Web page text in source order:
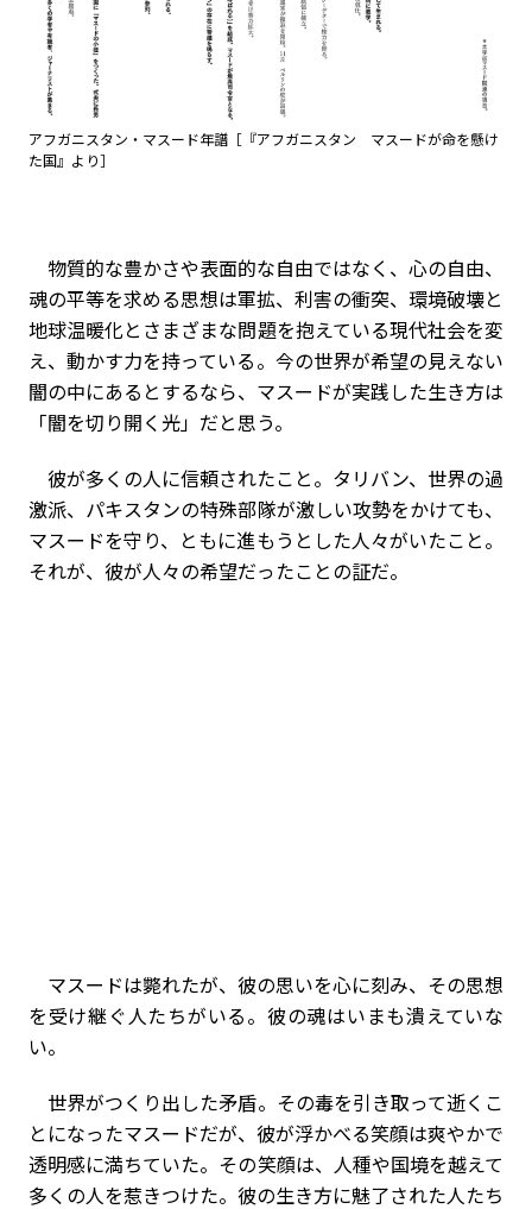
アフガニスタン・マスード年譜［『アフガニスタン マスードが命を懸け
た国』より］
物質的な豊かさや表面的な自由ではなく、心の自由、
魂の平等を求める思想は軍拡、利害の衝突、環境破壊と
地球温暖化とさまざまな問題を抱えている現代社会を変
え、動かす力を持っている。今の世界が希望の見えない
闇の中にあるとするなら、マスードが実践した生き方は
「闇を切り開く光」だと思う。
彼が多くの人に信頼されたこと。タリバン、世界の過
激派、パキスタンの特殊部隊が激しい攻勢をかけても、
マスードを守り、ともに進もうとした人々がいたこと。
それが、彼が人々の希望だったことの証だ。
マスードは斃れたが、彼の思いを心に刻み、その思想
を受け継ぐ人たちがいる。彼の魂はいまも潰えていな
い。
世界がつくり出した矛盾。その毒を引き取って逝くこ
とになったマスードだが、彼が浮かべる笑顔は爽やかで
透明感に満ちていた。その笑顔は、人種や国境を越えて
多くの人を惹きつけた。彼の生き方に魅了された人たち